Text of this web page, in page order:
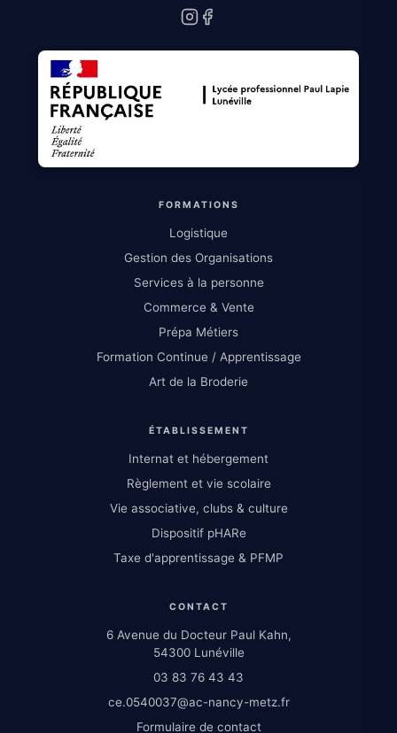
Instagram
FORMATIONS
Logistique
Gestion des Organisations
Services à la personne
Commerce & Vente
Prépa Métiers
Formation Continue / Apprentissage
Art de la Broderie
ÉTABLISSEMENT
Internat et hébergement
Règlement et vie scolaire
Vie associative, clubs & culture
Dispositif pHARe
Taxe d'apprentissage & PFMP
CONTACT
6 Avenue du Docteur Paul Kahn,
54300 Lunéville
03 83 76 43 43
ce.0540037@ac-nancy-metz.fr
Formulaire de contact